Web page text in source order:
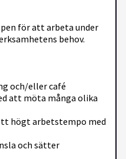
för att arbeta under
behov.
och/eller café
att möta många olika
högt arbetstempo med
och sätter